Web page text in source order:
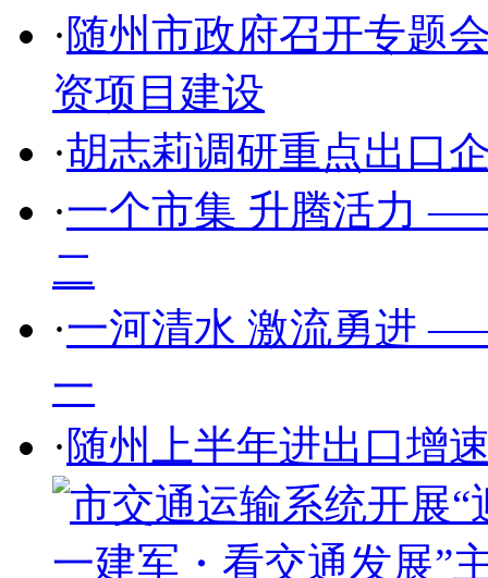
·随州市政府召开专题
资项目建设
·胡志莉调研重点出口
·一个市集 升腾活力
二
·一河清水 激流勇进
一
·随州上半年进出口增